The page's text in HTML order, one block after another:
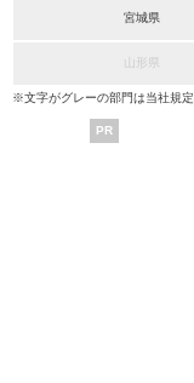
宮城県
山形県
※文字がグレーの部門は当社規
PR